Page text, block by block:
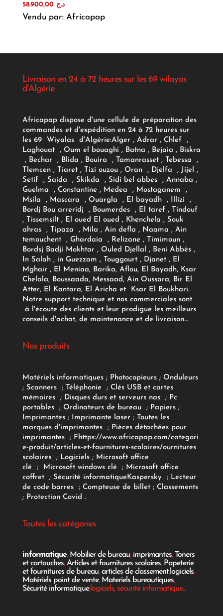
د.ج 58.900,00
Vendu par: Africapap
Livraison en 24 à 72 heures sur les 69 wilayas
d'Algérie
Africapap dispose d'une cellule de préparation des
commandes et d'expédition en 24 à 72 heures sur
les 69 Wiyalas d'Algérie:Alger , Adrar, Chlef ,
Laghouat , Oum el bouaghi , Batna , Bejaia , Biskra
, Bechar , Blida , Bouira , Tamanrasset , Tebessa ,
Tlemcen , Tiaret , Tizi ouzou , Oran , Djelfa , Jijel ,
Setif , Saida , Skikda , Sidi bel abbes , Annaba ,
Guelma , Constantine , Medea , Mostaganem ,
Msila , Mascara , Ouargla , El bayadh , Illizi ,
Bordj Bou arreridj , Boumerdes , El taref , Tindouf
, Tissemsilt , El oued El oued , Khenchela , Souk
ahras , Tipaza , Mila , Ain defla , Naama , Ain
temouchent , Ghardaia , Relizane , Timimoun ,
Bordsj Badji Mokhtar , Ouled Djellal , Beni Abbès ,
In Salah , in Guezzam , Touggourt , Djanet , El
Mghair , El Meniaa, Barika, Aflou, El Bayadh, Ksar
Chelala, Boussaada, Messaad, Ain Oussara, Bir El
Atter, El Kantara, El Aricha et Ksar El Boukhari.
Notre support technique et nos commerciales sont
à l'écoute des clients et leur prodigue les meilleurs
conseils d'achat, de maintenance et de livraison...
Nos produits
Matériels informatiques; Photocopieurs; Onduleurs
; Scanners ; Téléphonie ; Clés USB et cartes
mémoires
; Disques durs et serveurs nas ; Pc
portables
; Ordinateurs de bureau ; Papiers;
Imprimantes;Imprimante laser; Toutes les
marques d'imprimantes
; Pièces détachées pour
imprimantes
; Fhttps://www.africapap.com/categori
e-produit/articles-et-fournitures-scolaires/ournitures
scolaires; Logiciels ; Microsoft office
clé
; Microsoft windows clé; Microsoft office
coffret ; Sécurité informatiqueKaspersky ; Lecteur
de code barres
; Compteuse de billet; Classements
; Protection Covid .
Toutes les catégories
informatique, Mobilier de bureau, imprimantes, Toners
et cartouches,Articles et fournitures scolaires, Papeterie
et fournitures de bureau,articles de classement,logiciels,
Matériels point de vente, Materiels bureautiques,
Sécurité informatique,logiciels, sécurité informatique...